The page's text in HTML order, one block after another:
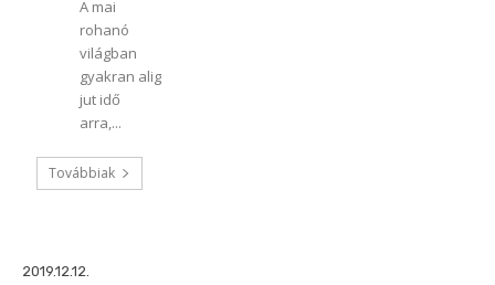
A mai
rohanó
világban
gyakran alig
jut idő
arra,...
Továbbiak
2019.12.12.